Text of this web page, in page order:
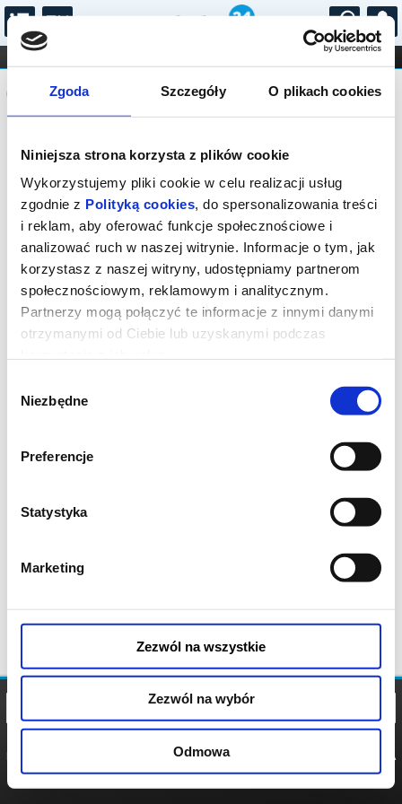
Zgoda Szczegóły O plikach cookies
Niniejsza strona korzysta z plików cookie
Wykorzystujemy pliki cookie w celu realizacji usług
zgodnie z Polityką cookies, do spersonalizowania treści
i reklam, aby oferować funkcje społecznościowe i
analizować ruch w naszej witrynie. Informacje o tym, jak
korzystasz z naszej witryny, udostępniamy partnerom
społecznościowym, reklamowym i analitycznym.
Partnerzy mogą połączyć te informacje z innymi danymi
otrzymanymi od Ciebie lub uzyskanymi podczas
zgody
Niezbędne
Preferencje
Statystyka
Marketing
Zezwól na wszystkie
Zezwól na wybór
Odmowa
...
FILHARMONIA OPERA I BALET
STAND-UP
DLA DZIECI
Komunikat
Sprzedaż biletów na wydarzenie została
zakończona.
POLITYKA
POLITYKA